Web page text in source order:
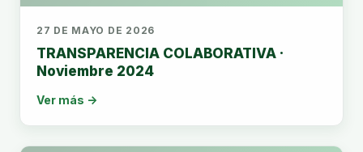
27 DE MAYO DE 2026
TRANSPARENCIA COLABORATIVA ·
Noviembre 2024
Ver más →